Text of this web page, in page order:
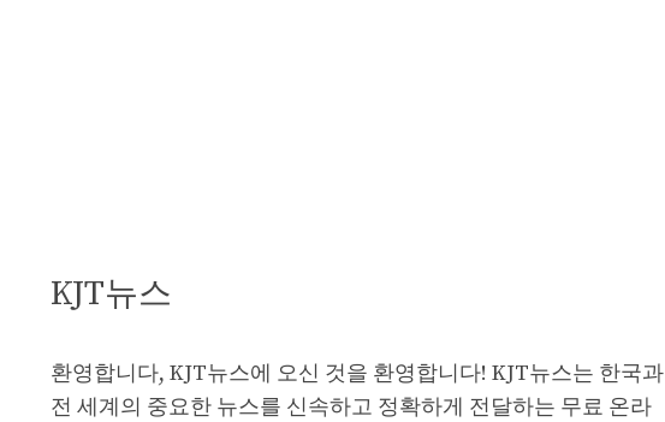
KJT뉴스
환영합니다, KJT뉴스에 오신 것을 환영합니다! KJT뉴스는 한국과
전 세계의 중요한 뉴스를 신속하고 정확하게 전달하는 무료 온라